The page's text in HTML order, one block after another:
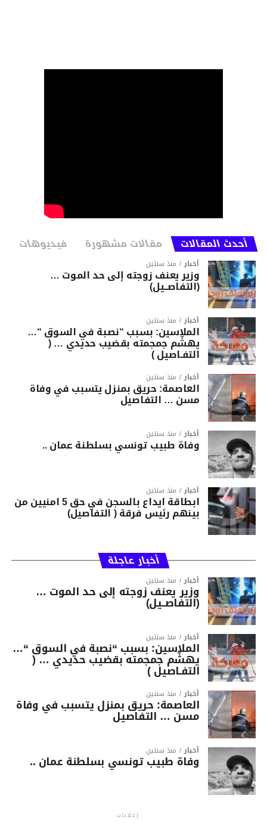
أحدث المقالات مقالات مشهورة فيديوهات
أخبار منذ سنتين
وزير يعنف زوجته إلى حد الموت …
(التفاصــيل)
أخبار منذ سنتين
الملاسين: بسبب “نصبة في السوق “…
يهشّم جمجمته بقضيب حديدي … (
التفـاصيل )
أخبار منذ سنتين
العاصمة: حريق بمنزل يتسبب في وفاة
مسن … التفاصيل
أخبار منذ سنتين
وفاة طبيب تونسي بسلطنة عمان ..
أخبار منذ سنتين
ابطاقة ايداع بالسجن في حق 5 امنيين من
بينهم رئيس فرقة ( التفاصيل)
أخبار عاجلة
أخبار منذ سنتين
وزير يعنف زوجته إلى حد الموت …
(التفاصــيل)
أخبار منذ سنتين
الملاسين: بسبب “نصبة في السوق “…
يهشّم جمجمته بقضيب حديدي … (
التفـاصيل )
أخبار منذ سنتين
العاصمة: حريق بمنزل يتسبب في وفاة
مسن … التفاصيل
أخبار منذ سنتين
وفاة طبيب تونسي بسلطنة عمان ..
إعلانات